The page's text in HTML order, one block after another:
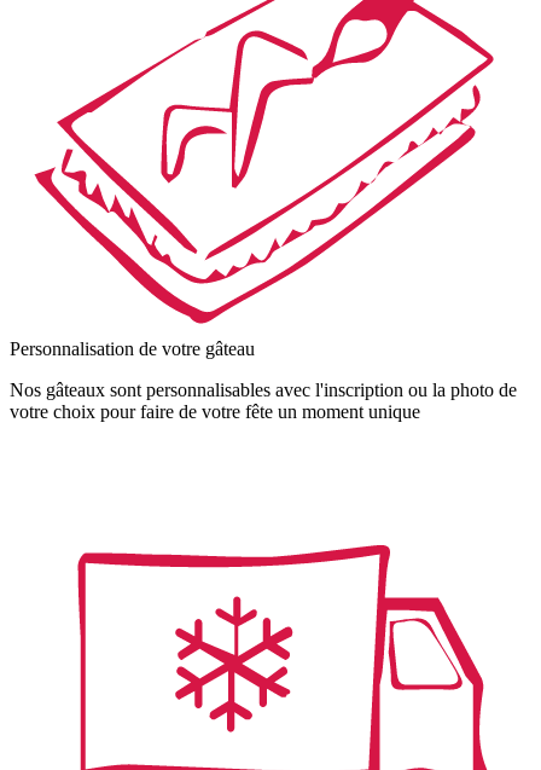
Personnalisation de votre gâteau
Nos gâteaux sont personnalisables avec l'inscription ou la photo de
votre choix pour faire de votre fête un moment unique